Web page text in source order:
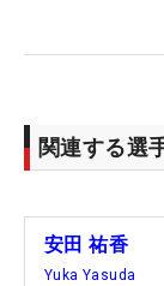
関連する選
安田 祐香
Yuka Yasuda